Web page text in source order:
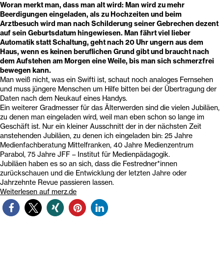
Woran merkt man, dass man alt wird: Man wird zu mehr
Beerdigungen eingeladen, als zu Hochzeiten und beim
Arztbesuch wird man nach Schilderung seiner Gebrechen dezent
auf sein Geburtsdatum hingewiesen. Man fährt viel lieber
Automatik statt Schaltung, geht nach 20 Uhr ungern aus dem
Haus, wenn es keinen beruflichen Grund gibt und braucht nach
dem Aufstehen am Morgen eine Weile, bis man sich schmerzfrei
bewegen kann.
Man weiß nicht, was ein Swifti ist, schaut noch analoges Fernsehen
und muss jüngere Menschen um Hilfe bitten bei der Übertragung der
Daten nach dem Neukauf eines Handys.
Ein weiterer Gradmesser für das Älterwerden sind die vielen Jubiläen,
zu denen man eingeladen wird, weil man eben schon so lange im
Geschäft ist. Nur ein kleiner Ausschnitt der in der nächsten Zeit
anstehenden Jubiläen, zu denen ich eingeladen bin: 25 Jahre
Medienfachberatung Mittelfranken, 40 Jahre Medienzentrum
Parabol, 75 Jahre JFF – Institut für Medienpädagogik.
Jubiläen haben es so an sich, dass die Festredner*innen
zurückschauen und die Entwicklung der letzten Jahre oder
Jahrzehnte Revue passieren lassen.
Weiterlesen auf merz.de